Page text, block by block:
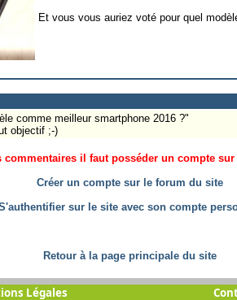
Et vous vous auriez voté pour quel
comme meilleur smartphone 2016 ?"
objectif ;-)
commentaires il faut posséder un compte
Créer un compte sur le forum du site
sur le site avec son compte
Retour à la page principale du site
Légales